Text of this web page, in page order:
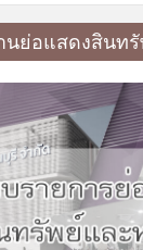
นย่อแสดงสินท